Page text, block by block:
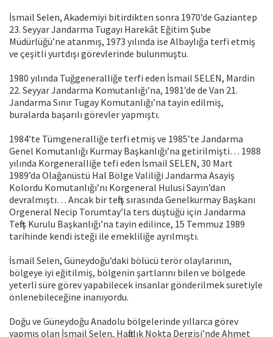
İsmail Selen, Akademiyi bitirdikten sonra 1970’de Gaziantep
23. Seyyar Jandarma Tugayı Harekât Eğitim Şube
Müdürlüğü’ne atanmış, 1973 yılında ise Albaylığa terfi etmiş
ve çeşitli yurtdışı görevlerinde bulunmuştu.
1980 yılında Tuğgeneralliğe terfi eden İsmail SELEN, Mardin
22. Seyyar Jandarma Komutanlığı’na, 1981’de de Van 21.
Jandarma Sınır Tugay Komutanlığı’na tayin edilmiş,
buralarda başarılı görevler yapmıştı.
1984’te Tümgeneralliğe terfi etmiş ve 1985’te Jandarma
Genel Komutanlığı Kurmay Başkanlığı’na getirilmişti… 1988
yılında Korgeneralliğe tefi eden İsmail SELEN, 30 Mart
1989’da Olağanüstü Hal Bölge Valiliği Jandarma Asayiş
Kolordu Komutanlığı’nı Korgeneral Hulusi Sayın’dan
devralmıştı… Ancak bir teftiş sırasında Genelkurmay Başkanı
Orgeneral Necip Torumtay’la ters düştüğü için Jandarma
Teftiş Kurulu Başkanlığı’na tayin edilince, 15 Temmuz 1989
tarihinde kendi isteği ile emekliliğe ayrılmıştı.
İsmail Selen, Güneydoğu’daki bölücü terör olaylarının,
bölgeye iyi eğitilmiş, bölgenin şartlarını bilen ve bölgede
yeterli süre görev yapabilecek insanlar gönderilmek suretiyle
önlenebileceğine inanıyordu.
Doğu ve Güneydoğu Anadolu bölgelerinde yıllarca görev
yapmış olan İsmail Selen, Haftalık Nokta Dergisi’nde Ahmet